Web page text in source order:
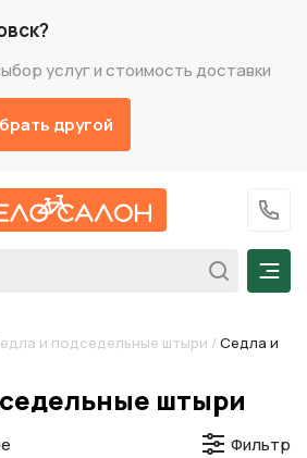
услуг и стоимость доставки
другой
На главную
+7
и подседельные штыри / Седла и
штыри
Фильтр